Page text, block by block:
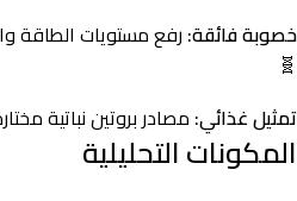
خصوبة فائقة: رفع مستويات الطاقة
🧬
تمثيل غذائي: مصادر بروتين نباتية
المكونات التحليلية